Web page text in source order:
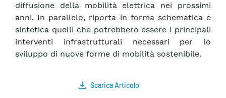
diffusione della mobilità elettrica nei prossimi
anni. In parallelo, riporta in forma schematica e
sintetica quelli che potrebbero essere i principali
interventi infrastrutturali necessari per lo
sviluppo di nuove forme di mobilità sostenibile.
Scarica Articolo